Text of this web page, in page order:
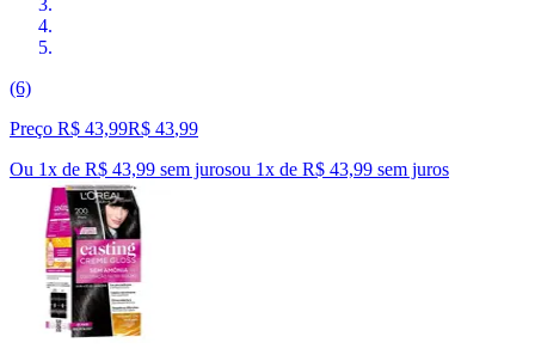
(6)
Preço R$ 43,99R$ 43,99
Ou 1x de R$ 43,99 sem jurosou 1x de R$ 43,99 sem juros